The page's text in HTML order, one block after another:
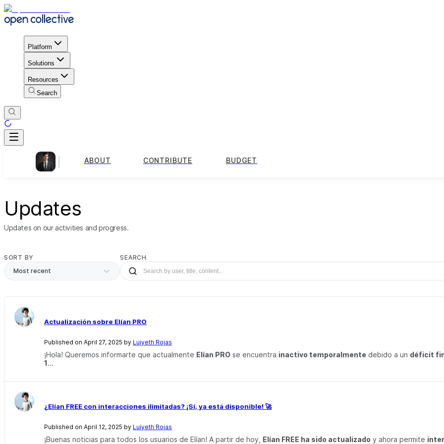
Platform
Solutions
Resources
Search
ABOUT CONTRIBUTE BUDGET
Updates
Updates on our activities and progress.
SORT BY
Most recent
SEARCH
Actualización sobre Elían PRO
Published on April 27, 2025 by Luiyeth Rojas
¡Hola! Queremos informarte que actualmente Elían PRO se encuentra inactivo temporalmente debido a un déficit
1...
¿Elían FREE con interacciones ilimitadas? ¡Sí, ya está disponible! 🚀
Published on April 12, 2025 by Luiyeth Rojas
¡Buenas noticias para todos los usuarios de Elían! A partir de hoy, Elían FREE ha sido actualizado y ahora permite